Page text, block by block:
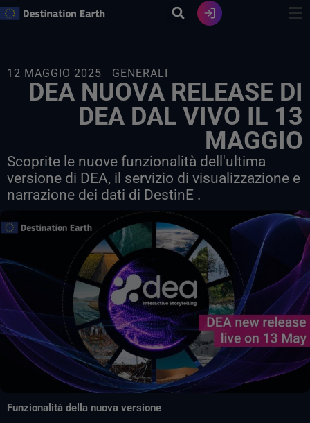
Vai
12 MAGGIO 2025 GENERALI
DEA NUOVA RELEASE DI
DEA DAL VIVO IL 13
MAGGIO
Scoprite le nuove funzionalità dell'ultima
versione di DEA, il servizio di visualizzazione e
narrazione dei dati di DestinE .
Funzionalità della nuova versione